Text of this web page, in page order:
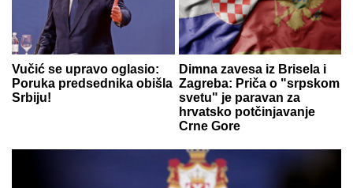
Vučić se upravo oglasio:
Poruka predsednika obišla
Srbiju!
Dimna zavesa iz Brisela i
Zagreba: Priča o "srpskom
svetu" je paravan za
hrvatsko potčinjavanje
Crne Gore